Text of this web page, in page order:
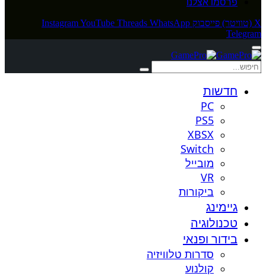
X (טוויטר) פייסבוק InstagramYouTube Threads WhatsApp
Telegram
חדשות
PC
PS5
XBSX
Switch
מובייל
VR
ביקורות
גיימינג
טכנולוגיה
בידור ופנאי
סדרות טלוויזיה
קולנוע